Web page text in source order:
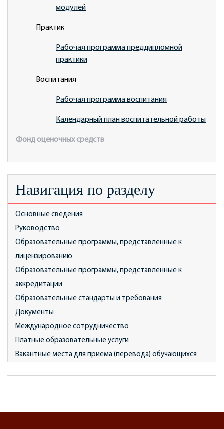
модулей
Практик
Рабочая программа преддипломной
практики
Воспитания
Рабочая программа воспитания
Календарный план воспитательной работы
Фонд оценочных средств
Навигация по разделу
Основные сведения
Руководство
Образовательные программы, представленные к
лицензированию
Образовательные программы, представленные к
аккредитации
Образовательные стандарты и требования
Документы
Международное сотрудничество
Платные образовательные услуги
Вакантные места для приема (перевода) обучающихся